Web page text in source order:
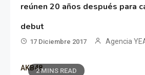
reúnen 20 años después para
debut
17 Diciembre 2017 Agencia
2 MINS READ
AKB48